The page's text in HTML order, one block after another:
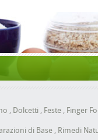
, Dolcetti , Feste , Finger
di Base , Rimedi